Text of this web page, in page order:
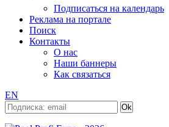
Подписаться на календарь
Реклама на портале
Поиск
Контакты
О нас
Наши баннеры
Как связаться
EN